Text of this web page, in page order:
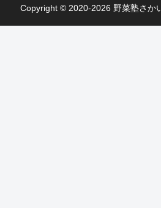
Copyright © 2020-2026 野菜塾さか